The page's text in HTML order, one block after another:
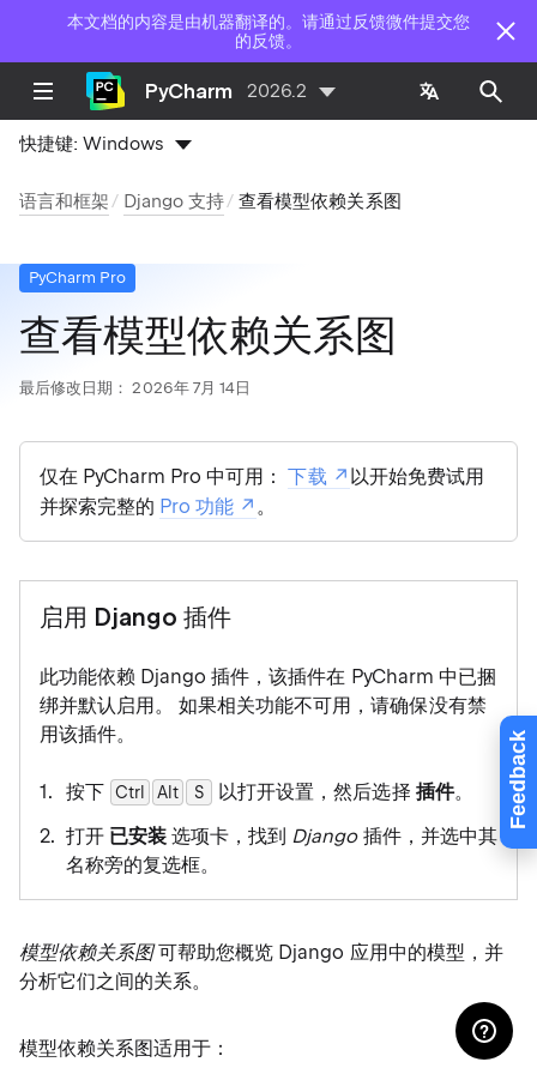
本文档的内容是由机器翻译的。请通过反馈微件提交您
的反馈。
Feedback
PyCharm 2026.2
快捷键:Windows
语言和框架 Django 支持 查看模型依赖关系图
PyCharm Pro
查看模型依赖关系图
最后修改日期： 2026年 7月 14日
仅在 PyCharm Pro 中可用：下载
以开始免费试用
并探索完整的 Pro 功能 。
启用 Django 插件
此功能依赖 Django 插件，该插件在 PyCharm 中已捆
绑并默认启用。 如果相关功能不可用，请确保没有禁
用该插件。
按下 Ctrl Alt 0
S 以打开设置，然后选择 插件。
打开 已安装 选项卡，找到 Django插件，并选中其
名称旁的复选框。
模型依赖关系图可帮助您概览 Django 应用中的模型，并
分析它们之间的关系。
模型依赖关系图适用于：